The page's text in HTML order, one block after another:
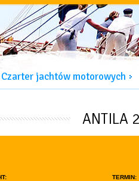
Czarter jachtów motorowych
ANTILA
TERMIN: